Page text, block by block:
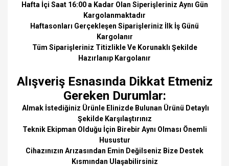
Hafta İçi Saat 16:00 a Kadar Olan Siperişleriniz Aynı Gün
Kargolanmaktadır
Haftasonları Gerçekleşen Siparişleriniz İlk İş Günü
Kargolanır
Tüm Siparişleriniz Titizlikle Ve Korunaklı Şekilde
Hazırlanıp Kargolanır
Alışveriş Esnasında Dikkat Etmeniz
Gereken Durumlar:
Almak İstediğiniz Ürünle Elinizde Bulunan Ürünü Detaylı
Şekilde Karşılaştırınız
Teknik Ekipman Olduğu İçin Birebir Aynı Olması Önemli
Husustur
Cihazınızın Arızasından Emin Değilseniz Bize Destek
Kısmından Ulaşabilirsiniz